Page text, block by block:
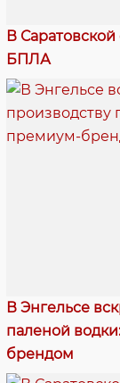
В Саратовской
БПЛА
В Энгельсе
паленой
брендом